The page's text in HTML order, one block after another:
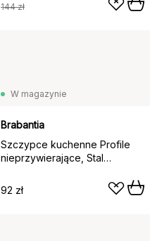
144 zł
W magazynie
Brabantia
Szczypce kuchenne Profile
nieprzywierające, Stal
92 zł